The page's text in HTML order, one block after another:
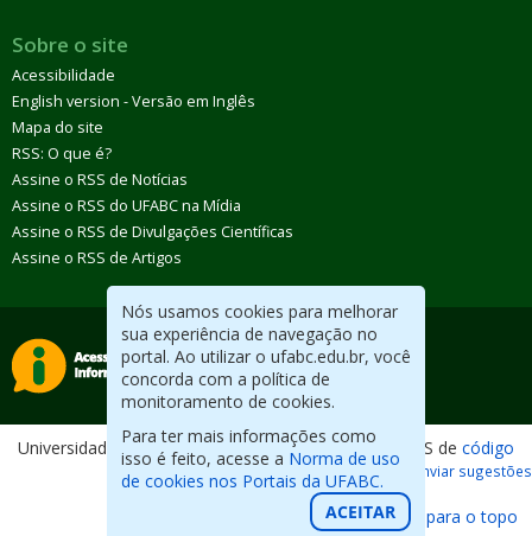
Nós usamos cookies para melhorar
sua experiência de navegação no
portal. Ao utilizar o ufabc.edu.br, você
concorda com a política de
monitoramento de cookies.
Para ter mais informações como
isso é feito, acesse a Norma de uso
de cookies nos Portais da UFABC.
ACEITAR
Sobre o site
Acessibilidade
English version - Versão em Inglês
Mapa do site
RSS: O que é?
Assine o RSS de Notícias
Assine o RSS do UFABC na Mídia
Assine o RSS de Divulgações Científicas
Assine o RSS de Artigos
Universidade Federal do ABC. Desenvolvido com CMS de código
aberto. Reportar erros / Enviar sugestões
Voltar para o topo